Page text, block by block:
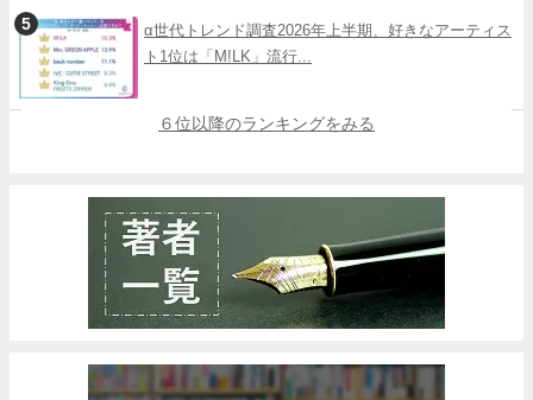
α世代トレンド調査2026年上半期、好きなアーティス
ト1位は「M!LK」流行...
６位以降のランキングをみる